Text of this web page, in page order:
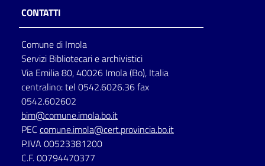
Seguici
su
CONTATTI
Comune di Imola
Servizi Bibliotecari e archivistici
Via Emilia 80, 40026 Imola (Bo), Italia
centralino: tel 0542.6026.36 fax
0542.602602
bim@comune.imola.bo.it
PEC comune.imola@cert.provincia.bo.it
P.IVA 00523381200
C.F. 00794470377